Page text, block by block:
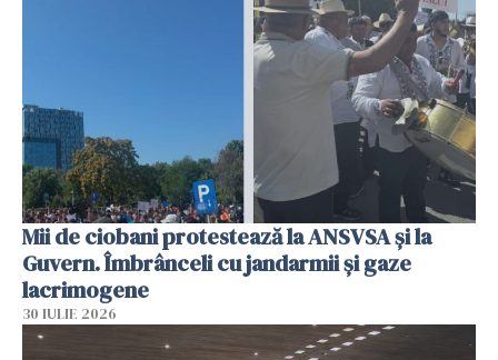
Mii de ciobani protestează la ANSVSA și la
Guvern. Îmbrânceli cu jandarmii și gaze
lacrimogene
30 IULIE 2026